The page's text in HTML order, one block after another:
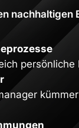
nachhaltigen